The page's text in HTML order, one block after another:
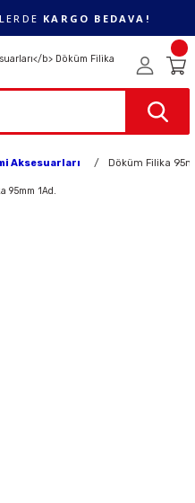
KARGO BEDAVA!
Aksesuarları Döküm Filika